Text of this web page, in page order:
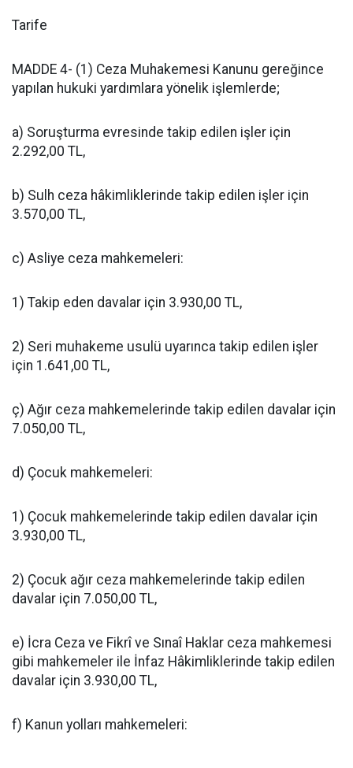
Tarife
MADDE 4- (1) Ceza Muhakemesi Kanunu gereğince
yapılan hukuki yardımlara yönelik işlemlerde;
a) Soruşturma evresinde takip edilen işler için
2.292,00 TL,
b) Sulh ceza hâkimliklerinde takip edilen işler için
3.570,00 TL,
c) Asliye ceza mahkemeleri:
1) Takip eden davalar için 3.930,00 TL,
2) Seri muhakeme usulü uyarınca takip edilen işler
için 1.641,00 TL,
ç) Ağır ceza mahkemelerinde takip edilen davalar için
7.050,00 TL,
d) Çocuk mahkemeleri:
1) Çocuk mahkemelerinde takip edilen davalar için
3.930,00 TL,
2) Çocuk ağır ceza mahkemelerinde takip edilen
davalar için 7.050,00 TL,
e) İcra Ceza ve Fikrî ve Sınaî Haklar ceza mahkemesi
gibi mahkemeler ile İnfaz Hâkimliklerinde takip edilen
davalar için 3.930,00 TL,
f) Kanun yolları mahkemeleri: